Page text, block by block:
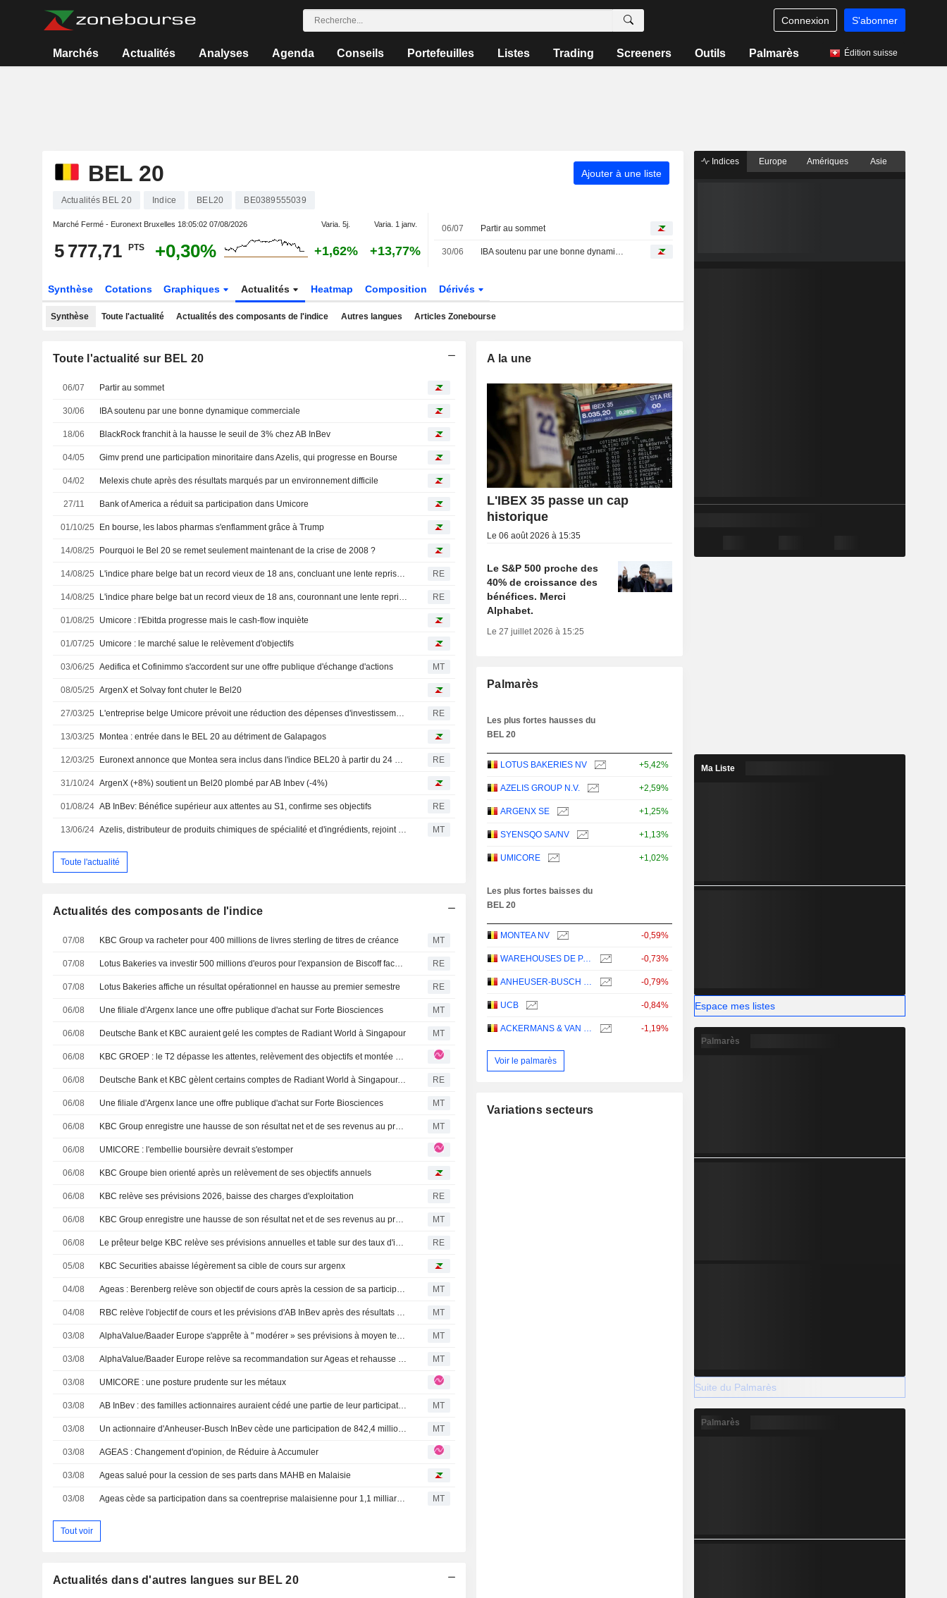
Connexion S'abonner
Marchés Actualités Analyses Agenda Conseils Portefeuilles Listes Trading Screeners Outils Palmarès Édition suisse
BEL 20 Ajouter à une liste
Actualités BEL 20 Indice BEL20 BE0389555039
Marché Fermé - Euronext Bruxelles 18:05:02 07/08/2026 Varia. 5j. Varia. 1 janv.
5 777,71 PTS +0,30% +1,62% +13,77%
06/07 Partir au sommet
30/06 IBA soutenu par une bonne dynamique commerciale
Synthèse Cotations Graphiques Actualités Heatmap Composition Dérivés
Synthèse Toute l'actualité Actualités des composants de l'indice Autres langues Articles Zonebourse
Toute l'actualité sur BEL 20
06/07 Partir au sommet
30/06 IBA soutenu par une bonne dynamique commerciale
18/06 BlackRock franchit à la hausse le seuil de 3% chez AB InBev
04/05 Gimv prend une participation minoritaire dans Azelis, qui progresse en Bourse
04/02 Melexis chute après des résultats marqués par un environnement difficile
27/11 Bank of America a réduit sa participation dans Umicore
01/10/25 En bourse, les labos pharmas s'enflamment grâce à Trump
14/08/25 Pourquoi le Bel 20 se remet seulement maintenant de la crise de 2008 ?
14/08/25 L'indice phare belge bat un record vieux de 18 ans, concluant une lente reprise depuis la crise de 2008 RE
14/08/25 L'indice phare belge bat un record vieux de 18 ans, couronnant une lente reprise depuis la crise de 2008 RE
01/08/25 Umicore : l'Ebitda progresse mais le cash-flow inquiète
01/07/25 Umicore : le marché salue le relèvement d'objectifs
03/06/25 Aedifica et Cofinimmo s'accordent sur une offre publique d'échange d'actions MT
08/05/25 ArgenX et Solvay font chuter le Bel20
27/03/25 L'entreprise belge Umicore prévoit une réduction des dépenses d'investissement de 1,5 milliard de dollars entre 2025 et 2028 RE
13/03/25 Montea : entrée dans le BEL 20 au détriment de Galapagos
12/03/25 Euronext annonce que Montea sera inclus dans l'indice BEL20 à partir du 24 mars RE
31/10/24 ArgenX (+8%) soutient un Bel20 plombé par AB Inbev (-4%)
01/08/24 AB InBev: Bénéfice supérieur aux attentes au S1, confirme ses objectifs RE
13/06/24 Azelis, distributeur de produits chimiques de spécialité et d'ingrédients, rejoint l'indice BEL20 d'Euronext MT
Toute l'actualité
Actualités des composants de l'indice
07/08 KBC Group va racheter pour 400 millions de livres sterling de titres de créance MT
07/08 Lotus Bakeries va investir 500 millions d'euros pour l'expansion de Biscoff face à la croissance de la demande RE
07/08 Lotus Bakeries affiche un résultat opérationnel en hausse au premier semestre RE
06/08 Une filiale d'Argenx lance une offre publique d'achat sur Forte Biosciences MT
06/08 Deutsche Bank et KBC auraient gelé les comptes de Radiant World à Singapour MT
06/08 KBC GROEP : le T2 dépasse les attentes, relèvement des objectifs et montée des options de fusions-acquisitions
06/08 Deutsche Bank et KBC gèlent certains comptes de Radiant World à Singapour, selon Bloomberg News RE
06/08 Une filiale d'Argenx lance une offre publique d'achat sur Forte Biosciences MT
06/08 KBC Group enregistre une hausse de son résultat net et de ses revenus au premier semestre MT
06/08 UMICORE : l'embellie boursière devrait s'estomper
06/08 KBC Groupe bien orienté après un relèvement de ses objectifs annuels
06/08 KBC relève ses prévisions 2026, baisse des charges d'exploitation RE
06/08 KBC Group enregistre une hausse de son résultat net et de ses revenus au premier semestre MT
06/08 Le prêteur belge KBC relève ses prévisions annuelles et table sur des taux d'intérêt plus élevés RE
05/08 KBC Securities abaisse légèrement sa cible de cours sur argenx
04/08 Ageas : Berenberg relève son objectif de cours après la cession de sa participation dans la coentreprise avec Maybank ; recommandation d'achat maintenue MT
04/08 RBC relève l'objectif de cours et les prévisions d'AB InBev après des résultats " solides » au premier semestre MT
03/08 AlphaValue/Baader Europe s'apprête à " modérer » ses prévisions à moyen terme pour Umicore face à une posture " plus prudente » sur les métaux MT
03/08 AlphaValue/Baader Europe relève sa recommandation sur Ageas et rehausse ses prévisions de bénéfice par action MT
03/08 UMICORE : une posture prudente sur les métaux
03/08 AB InBev : des familles actionnaires auraient cédé une partie de leur participation MT
03/08 Un actionnaire d'Anheuser-Busch InBev cède une participation de 842,4 millions de dollars MT
03/08 AGEAS : Changement d'opinion, de Réduire à Accumuler
03/08 Ageas salué pour la cession de ses parts dans MAHB en Malaisie
03/08 Ageas cède sa participation dans sa coentreprise malaisienne pour 1,1 milliard d'euros MT
Tout voir
Actualités dans d'autres langues sur BEL 20
A la une
L'IBEX 35 passe un cap
historique
Le 06 août 2026 à 15:35
Le S&P 500 proche des
40% de croissance des
bénéfices. Merci
Alphabet.
Le 27 juillet 2026 à 15:25
Palmarès
Les plus fortes hausses du
BEL 20
LOTUS BAKERIES NV +5,42%
AZELIS GROUP N.V. +2,59%
ARGENX SE +1,25%
SYENSQO SA/NV +1,13%
UMICORE +1,02%
Les plus fortes baisses du
BEL 20
MONTEA NV -0,59%
WAREHOUSES DE PAUW SA -0,73%
ANHEUSER-BUSCH INBEV SA/NV -0,79%
UCB -0,84%
ACKERMANS & VAN HAAREN NV -1,19%
Voir le palmarès
Variations secteurs
Indices Europe Amériques Asie
Ma Liste
Espace mes listes
Palmarès
Suite du Palmarès
Palmarès